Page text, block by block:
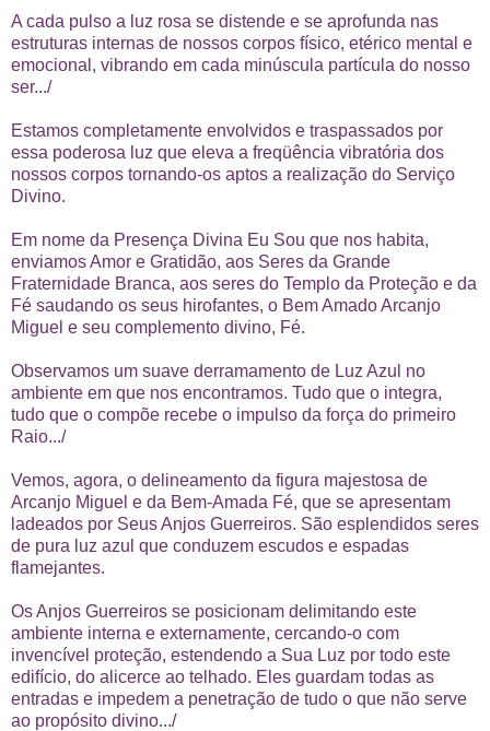
A cada pulso a luz rosa se distende e se aprofunda nas
estruturas internas de nossos corpos físico, etérico mental e
emocional, vibrando em cada minúscula partícula do nosso
ser.../
Estamos completamente envolvidos e traspassados por
essa poderosa luz que eleva a freqüência vibratória dos
nossos corpos tornando-os aptos a realização do Serviço
Divino.
Em nome da Presença Divina Eu Sou que nos habita,
enviamos Amor e Gratidão, aos Seres da Grande
Fraternidade Branca, aos seres do Templo da Proteção e da
Fé saudando os seus hirofantes, o Bem Amado Arcanjo
Miguel e seu complemento divino, Fé.
Observamos um suave derramamento de Luz Azul no
ambiente em que nos encontramos. Tudo que o integra,
tudo que o compõe recebe o impulso da força do primeiro
Raio.../
Vemos, agora, o delineamento da figura majestosa de
Arcanjo Miguel e da Bem-Amada Fé, que se apresentam
ladeados por Seus Anjos Guerreiros. São esplendidos seres
de pura luz azul que conduzem escudos e espadas
flamejantes.
Os Anjos Guerreiros se posicionam delimitando este
ambiente interna e externamente, cercando-o com
invencível proteção, estendendo a Sua Luz por todo este
edifício, do alicerce ao telhado. Eles guardam todas as
entradas e impedem a penetração de tudo o que não serve
ao propósito divino.../